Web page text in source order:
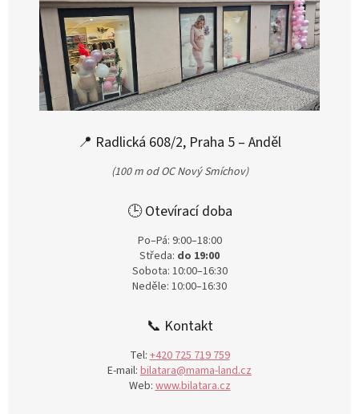
📍 Radlická 608/2, Praha 5 – Anděl
(100 m od OC Nový Smíchov)
🕒 Otevírací doba
Po–Pá: 9:00–18:00
Středa: do 19:00
Sobota: 10:00–16:30
Neděle: 10:00–16:30
📞 Kontakt
Tel: +420 725 719 759
E-mail: bilatara@mama-land.cz
Web: www.bilatara.cz